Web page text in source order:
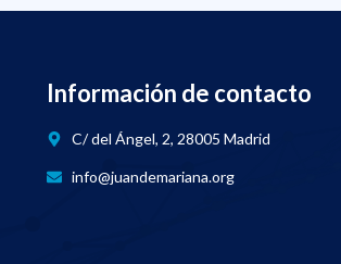
Información de contacto
C/ del Ángel, 2, 28005 Madrid
info@juandemariana.org